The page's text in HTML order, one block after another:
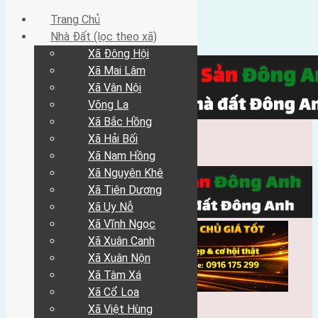
Trang Chủ
Trang Chủ
Nhà Đất (lọc theo xã)
Xã Đông Hội
Xã Mai Lâm
Xã Vân Nội
Võng La
Xã Bắc Hồng
Xã Hải Bối
Xã Nam Hồng
Xã Nguyên Khê
Xã Tiên Dương
Xã Uy Nỗ
Xã Vĩnh Ngọc
Xã Xuân Canh
Xã Xuân Nộn
Xã Tàm Xá
Xã Cổ Loa
Xã Việt Hùng